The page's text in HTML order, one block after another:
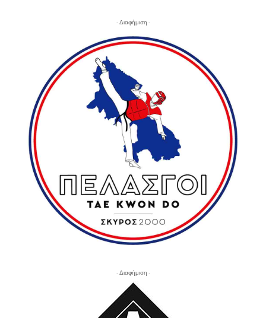
- Διαφήμιση -
- Διαφήμιση -